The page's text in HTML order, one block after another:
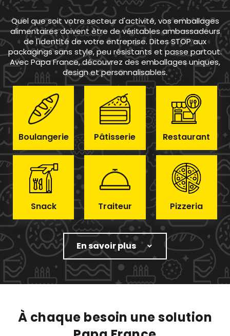
Quel que soit votre secteur d'activité, vos emballages
alimentaires doivent être de véritables ambassadeurs
de l'identité de votre entreprise. Dites STOP aux
packagings sans style, peu résistants et passe partout.
Avec Papa France, découvrez des emballages uniques,
design et personnalisables.
Boulangerie Pâtisserie Restaurant
Snack Traiteur Pizzeria
En savoir plus
À chaque besoin une solution